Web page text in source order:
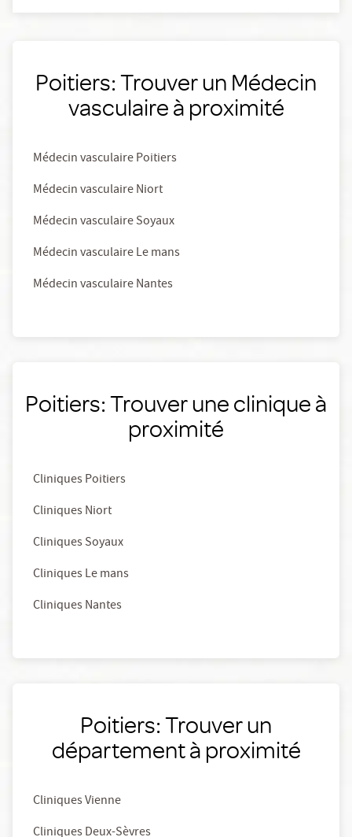
Poitiers: Trouver un Médecin
vasculaire à proximité
Médecin vasculaire Poitiers
Médecin vasculaire Niort
Médecin vasculaire Soyaux
Médecin vasculaire Le mans
Médecin vasculaire Nantes
Poitiers: Trouver une clinique à
proximité
Cliniques Poitiers
Cliniques Niort
Cliniques Soyaux
Cliniques Le mans
Cliniques Nantes
Poitiers: Trouver un
département à proximité
Cliniques Vienne
Cliniques Deux-Sèvres